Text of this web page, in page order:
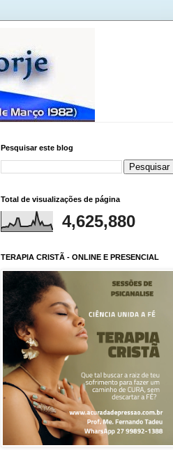
Pesquisar este blog
Total de visualizações de página
4,625,880
TERAPIA CRISTÃ - ONLINE E PRESENCIAL